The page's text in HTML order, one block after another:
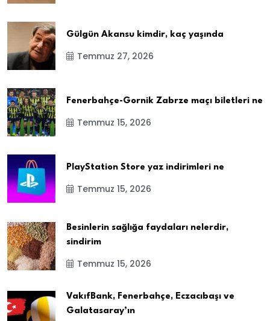
Gülgün Akansu kimdir, kaç yaşında
Temmuz 27, 2026
Fenerbahçe-Gornik Zabrze maçı biletleri ne
Temmuz 15, 2026
PlayStation Store yaz indirimleri ne
Temmuz 15, 2026
Besinlerin sağlığa faydaları nelerdir,
sindirim
Temmuz 15, 2026
VakıfBank, Fenerbahçe, Eczacıbaşı ve
Galatasaray’ın